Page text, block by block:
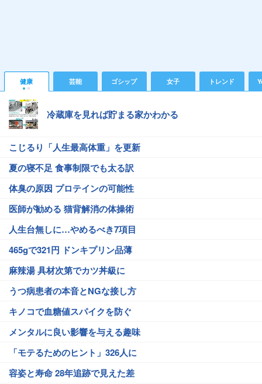
健康 芸能 ゴシップ 女子 トレンド
冷蔵庫を見れば貯まる家かわかる
こじるり「人生最高体重」を更新
夏の寝不足 食事制限でも太る訳
体臭の原因 プロテインの可能性
医師が勧める 猫背解消の体操術
人生台無しに…やめるべき7項目
465gで321円 ドンキプリン品薄
麻辣湯 具材次第でカツ丼級に
うつ病患者の本音とNGな接し方
キノコで血糖値スパイクを防ぐ
メンタルに良い影響を与える趣味
「モテるためのヒント」326人に
容姿と寿命 28年追跡で見えた差